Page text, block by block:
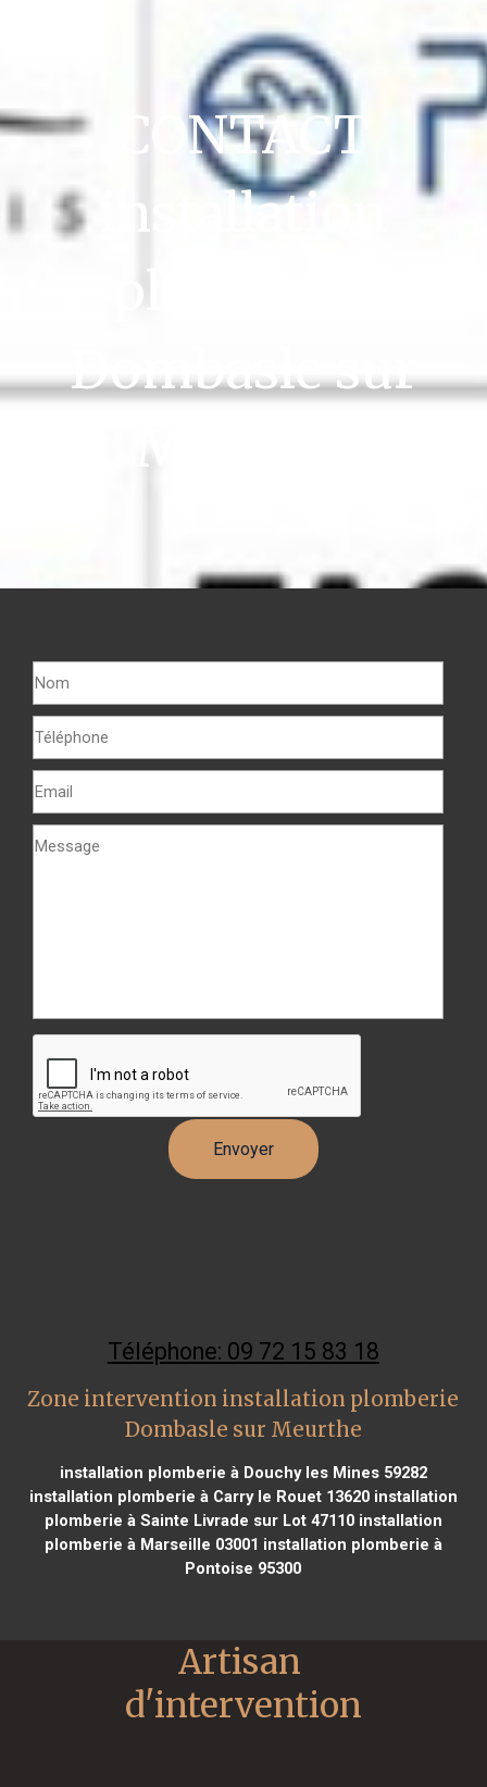
CONTACT
installation
plomberie
Dombasle sur
Meurthe
Téléphone: 09 72 15 83 18
Zone intervention installation plomberie
Dombasle sur Meurthe
installation plomberie à Douchy les Mines 59282
installation plomberie à Carry le Rouet 13620installation
plomberie à Sainte Livrade sur Lot 47110installation
plomberie à Marseille 03001 installation plomberie à
Pontoise 95300
Artisan
d'intervention